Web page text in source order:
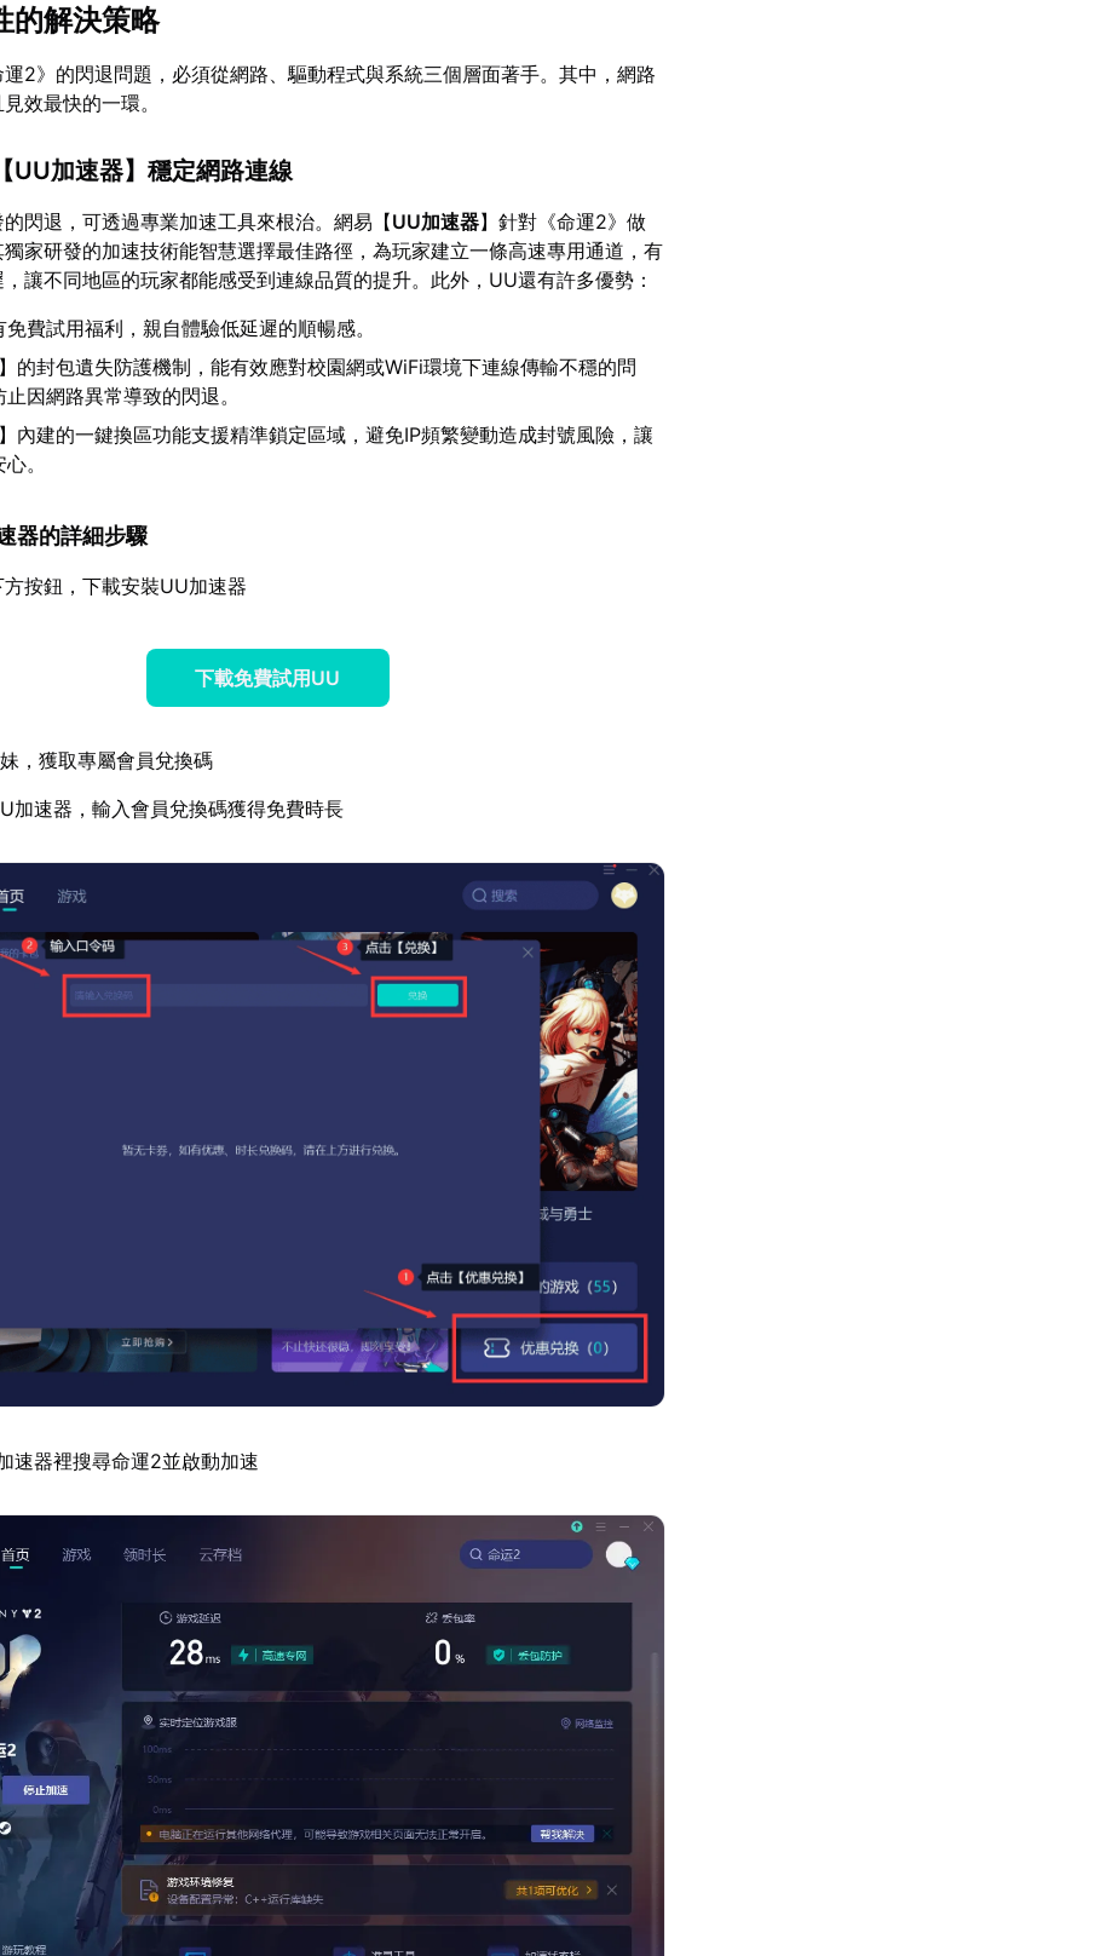
的解決策略
2》的閃退問題，必須從網路、驅動程式與系統三個層面著手。其中，網路
效最快的一環。
UU加速器】穩定網路連線
閃退，可透過專業加速工具來根治。網易【UU加速器】針對《命運2》做
家研發的加速技術能智慧選擇最佳路徑，為玩家建立一條高速專用通道，有
讓不同地區的玩家都能感受到連線品質的提升。此外，UU還有許多優勢：
費試用福利，親自體驗低延遲的順暢感。
】的封包遺失防護機制，能有效應對校園網或WiFi環境下連線傳輸不穩的問
因網路異常導致的閃退。
】內建的一鍵換區功能支援精準鎖定區域，避免IP頻繁變動造成封號風險，讓
。
器的詳細步驟
按鈕，下載安裝UU加速器
下載免費試用UU
，獲取專屬會員兌換碼
加速器，輸入會員兌換碼獲得免費時長
速器裡搜尋命運2並啟動加速